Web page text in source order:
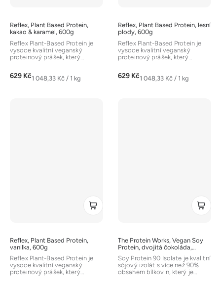
Reflex, Plant Based Protein,
kakao & karamel, 600g
629 KčMěrná
1 048,33 Kč / 1 kg
Reflex Plant-Based Protein je
vysoce kvalitní veganský
proteinový prášek, který
Reflex, Plant Based Protein, lesní
plody, 600g
629 KčMěrná
1 048,33 Kč / 1 kg
Reflex Plant-Based Protein je
vysoce kvalitní veganský
proteinový prášek, který
Reflex, Plant Based Protein,
vanilka, 600g
Reflex Plant-Based Protein je
vysoce kvalitní veganský
proteinový prášek, který
The Protein Works, Vegan Soy
Protein, dvojitá čokoláda,
1000g
Soy Protein 90 Isolate je kvalitní
sójový izolát s více než 90%
obsahem bílkovin, který je